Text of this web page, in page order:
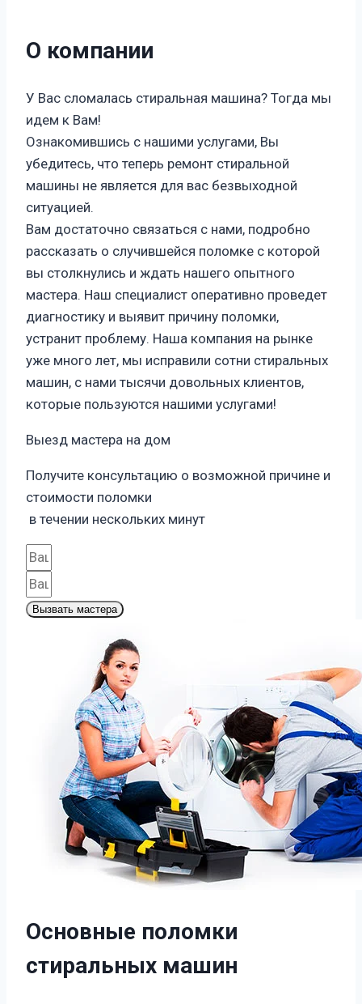
О компании
У Вас сломалась стиральная машина? Тогда мы
идем к Вам!
Ознакомившись с нашими услугами, Вы
убедитесь, что теперь ремонт стиральной
машины не является для вас безвыходной
ситуацией.
Вам достаточно связаться с нами, подробно
рассказать о случившейся поломке с которой
вы столкнулись и ждать нашего опытного
мастера. Наш специалист оперативно проведет
диагностику и выявит причину поломки,
устранит проблему. Наша компания на рынке
уже много лет, мы исправили сотни стиральных
машин, с нами тысячи довольных клиентов,
которые пользуются нашими услугами!
Выезд мастера на дом
Получите консультацию о возможной причине и
стоимости поломки
в течении нескольких минут
Вызвать мастера
Основные поломки
стиральных машин